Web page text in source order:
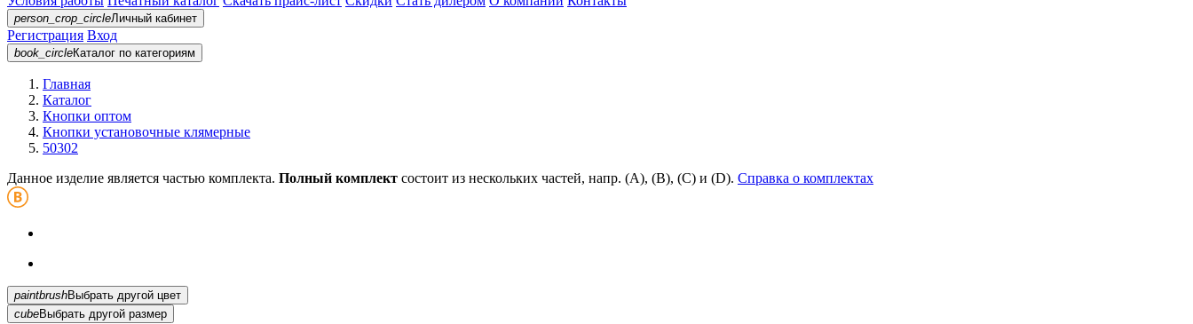
person_crop_circleЛичный кабинет
Регистрация Вход
book_circleКаталог по категориям
Главная
Каталог
Кнопки оптом
Кнопки установочные клямерные
50302
Данное изделие является частью комплекта. Полный комплект состоит из нескольких частей, напр. (А), (B), (С) и (D). Справка о комплектах
paintbrush
Выбрать другой цвет
cubeВыбрать другой размер